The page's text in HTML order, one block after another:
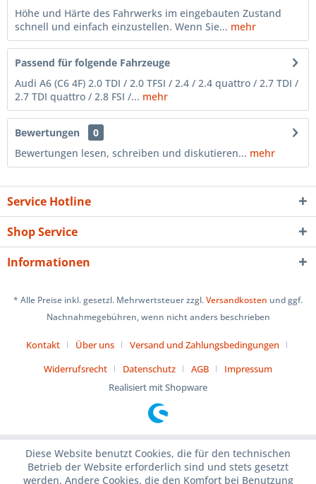
Höhe und Härte des Fahrwerks im eingebauten Zustand
schnell und einfach einzustellen. Wenn Sie... mehr
Passend für folgende Fahrzeuge
Audi A6 (C6 4F) 2.0 TDI / 2.0 TFSI / 2.4 / 2.4 quattro / 2.7 TDI /
2.7 TDI quattro / 2.8 FSI /... mehr
Bewertungen
0
Bewertungen lesen, schreiben und diskutieren... mehr
Service Hotline
Shop Service
Informationen
* Alle Preise inkl. gesetzl. Mehrwertsteuer zzgl.Versandkosten und ggf.
Nachnahmegebühren, wenn nicht anders beschrieben
Kontakt Über uns
Versand und Zahlungsbedingungen
Widerrufsrecht
Datenschutz AGB
Impressum
Realisiert mit Shopware
Diese Website benutzt Cookies, die für den technischen
Betrieb der Website erforderlich sind und stets gesetzt
werden. Andere Cookies, die den Komfort bei Benutzung